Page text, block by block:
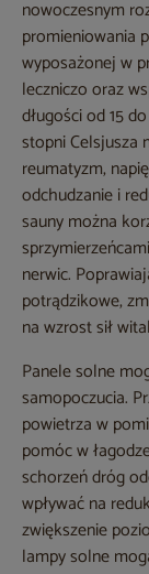
nowoczesnym
promieniowania
wyposażonej w
leczniczo oraz
długości od 15
stopni Celsjusza
reumatyzm,
odchudzanie i
sauny można
nerwic.
potrądzikowe,
na wzrost sił
Panele solne
samopoczucia.
powietrza w
pomóc w
schorzeń dróg
wpływać na
zwiększenie
lampy solne